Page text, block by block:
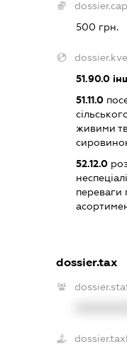
500 грн.
51.90.0
51.11.0
живими
52.12.0
переваги
dossier.tax